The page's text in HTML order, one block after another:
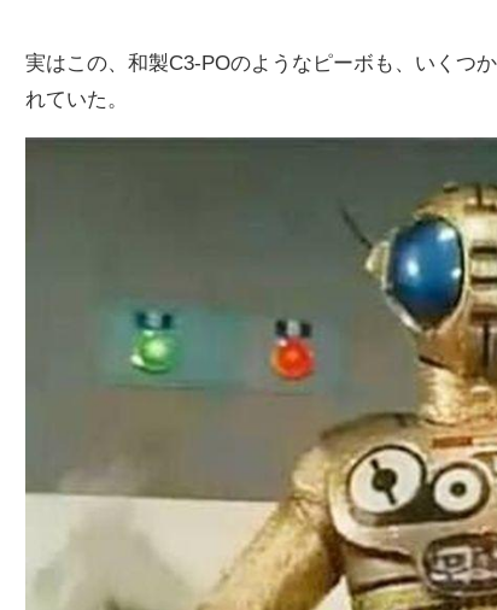
実はこの、和製C3-POのようなピーボも、いくつ
れていた。